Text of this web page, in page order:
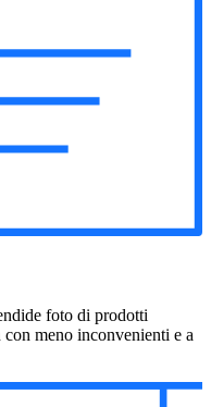
foto di prodotti
meno inconvenienti e a